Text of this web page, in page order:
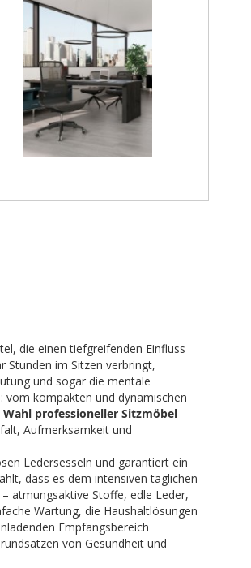
die einen tiefgreifenden Einfluss
Stunden im Sitzen verbringt,
und sogar die mentale
vom kompakten und dynamischen
Wahl professioneller Sitzmöbel
Aufmerksamkeit und
Ledersesseln und garantiert ein
dass es dem intensiven täglichen
atmungsaktive Stoffe, edle Leder,
Wartung, die Haushaltlösungen
Empfangsbereich
von Gesundheit und